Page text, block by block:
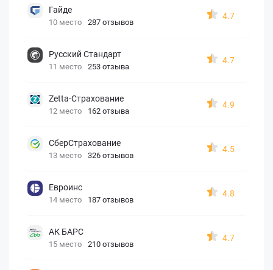
Гайде
10 место 287 отзывов
4.7
Русский Стандарт
11 место 253 отзыва
4.7
Zetta-Страхование
12 место 162 отзыва
4.9
СберСтрахование
13 место 326 отзывов
4.5
Евроинс
14 место 187 отзывов
4.8
АК БАРС
15 место 210 отзывов
4.7